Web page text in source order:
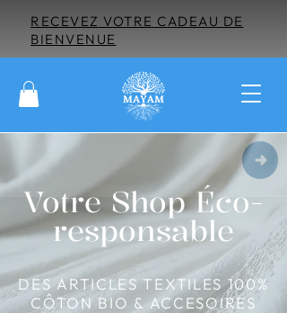
RECEVEZ VOTRE CADEAU DE
BIENVENUE
Votre Shop Éco-
responsable
DES ARTICLES TEXTILES 100%
CÔTON BIO & ACCESOIRES